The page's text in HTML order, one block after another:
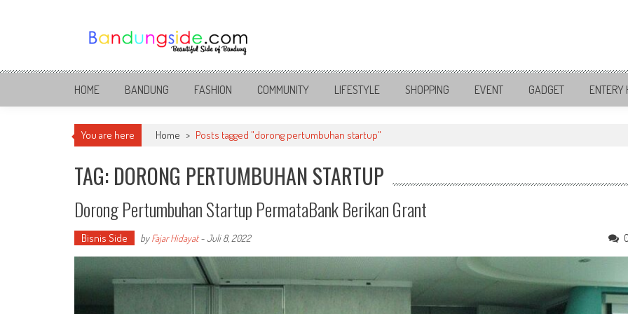
Bandung Side
Sisi Cantik Bandung
HOME BANDUNG FASHION COMMUNITY LIFESTYLE SHOPPING EVENT GADGET ENTERY
You are here Home > Posts tagged "dorong pertumbuhan startup"
TAG: DORONG PERTUMBUHAN STARTUP
Dorong Pertumbuhan Startup PermataBank Berikan Grant
Bisnis Side byFajar Hidayat-Juli 8, 2022 0